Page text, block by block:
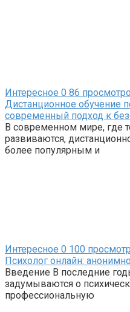
Интересное 0 86
Дистанционное обучение
современный подход к
В современном мире, где
развиваются,
более популярным и
Интересное 0 100
Психолог онлайн:
Введение В последние
задумываются о
профессиональную